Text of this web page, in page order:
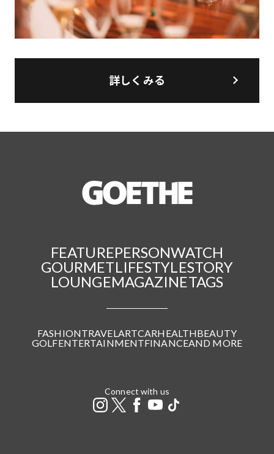
詳しくみる
FEATUREPERSONWATCH
GOURMETLIFESTYLESTORY
LOUNGEMAGAZINETAGS
FASHIONTRAVELARTCARHEALTHBEAUTY
GOLFENTERTAINMENTFINANCEAND MORE
Connect with us